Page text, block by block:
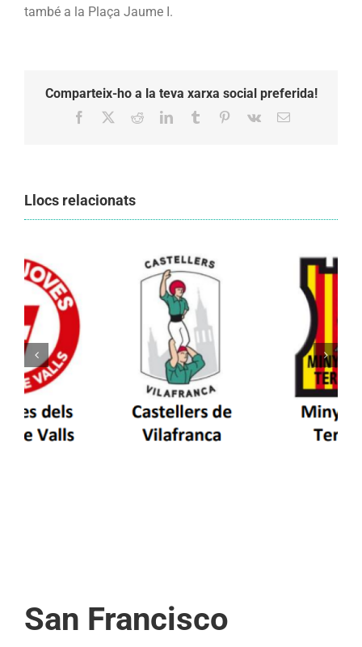
també a la Plaça Jaume I.
Comparteix-ho a la teva xarxa social preferida!
Facebook RedditLinkedInTumblr Pinterest
Vk Email:
Llocs relacionats
Els Castellers de Vilafranca unieixen tradició i
patrimoni en un viatge de colla a la Vall
d’Aran i a la Vall de Boí
San Francisco